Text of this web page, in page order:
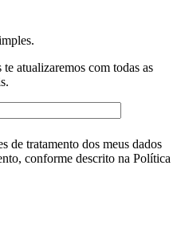
atualizaremos com todas as
de tratamento dos meus dados
conforme descrito na Política